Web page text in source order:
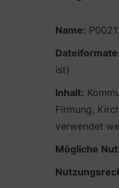
Name:
ist)
Inhalt:
Firmung,
verwendet
Mögliche